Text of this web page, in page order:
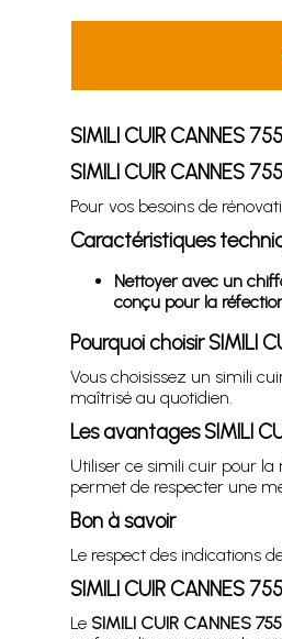
SIMILI CUIR CANNES
SIMILI CUIR CANNES
Pour vos besoins de
Caractéristiques
Nettoyer avec un
conçu pour la
Pourquoi choisir SIMILI
Vous choisissez un simili
maîtrisé au quotidien.
Les avantages SIMILI
Utiliser ce simili cuir pour
permet de respecter une
Bon à savoir
Le respect des indications
SIMILI CUIR CANNES
Le SIMILI CUIR CANNES